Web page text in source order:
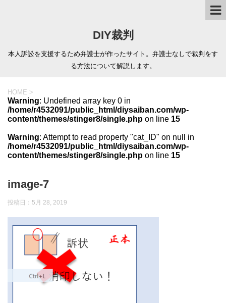
DIY裁判
本人訴訟を支援するため弁護士が作ったサイト。弁護士なしで裁判をす
る方法について解説します。
HOME >
Warning: Undefined array key 0 in
/home/r4532091/public_html/diysaiban.com/wp-
content/themes/stinger8/single.php on line 15
Warning: Attempt to read property "cat_ID" on null in
/home/r4532091/public_html/diysaiban.com/wp-
content/themes/stinger8/single.php on line 15
image-7
投稿日： 5月 28, 2019